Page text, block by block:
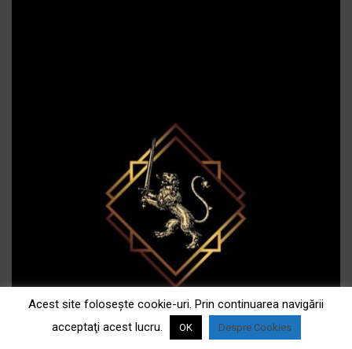
Acest site foloseşte cookie-uri. Prin continuarea navigării
acceptaţi acest lucru.
OK Despre Cookies